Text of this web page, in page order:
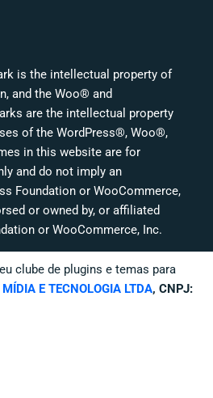
is the intellectual property of
and the Woo® and
are the intellectual property
of the WordPress®, Woo®,
in this website are for
and do not imply an
Foundation or WooCommerce,
or owned by, or affiliated
or WooCommerce, Inc.
clube de plugins e temas para
E TECNOLOGIA LTDA, CNPJ: